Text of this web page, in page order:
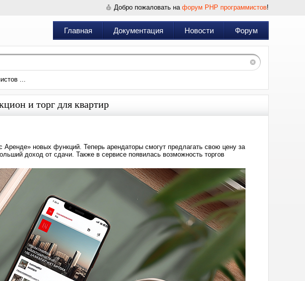
Добро пожаловать на форум PHP программистов!
Главная Документация Новости Форум
...
и торг для квартир
новых функций. Теперь арендаторы смогут предлагать свою цену за
доход от сдачи. Также в сервисе появилась возможность торгов